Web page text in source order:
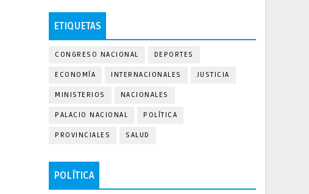
ETIQUETAS
CONGRESO NACIONAL DEPORTES
ECONOMÍA INTERNACIONALES JUSTICIA
MINISTERIOS NACIONALES
PALACIO NACIONAL POLÍTICA
PROVINCIALES SALUD
POLÍTICA